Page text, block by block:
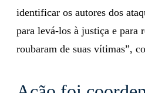
identificar os autores dos
para levá-los à justiça e para
roubaram de suas vítimas”,